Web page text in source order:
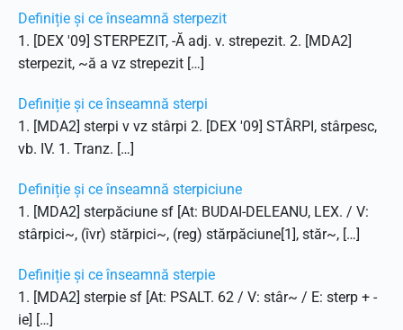
Definiție și ce înseamnă sterpezit
1. [DEX '09] STERPEZIT, -Ă adj. v. strepezit. 2. [MDA2]
sterpezit, ~ă a vz strepezit […]
Definiție și ce înseamnă sterpi
1. [MDA2] sterpi v vz stârpi 2. [DEX '09] STÂRPI, stârpesc,
vb. IV. 1. Tranz. […]
Definiție și ce înseamnă sterpiciune
1. [MDA2] sterpăciune sf [At: BUDAI-DELEANU, LEX. / V:
stârpici~, (îvr) stărpici~, (reg) stărpăciune[1], stăr~, […]
Definiție și ce înseamnă sterpie
1. [MDA2] sterpie sf [At: PSALT. 62 / V: stâr~ / E: sterp + -
ie] […]